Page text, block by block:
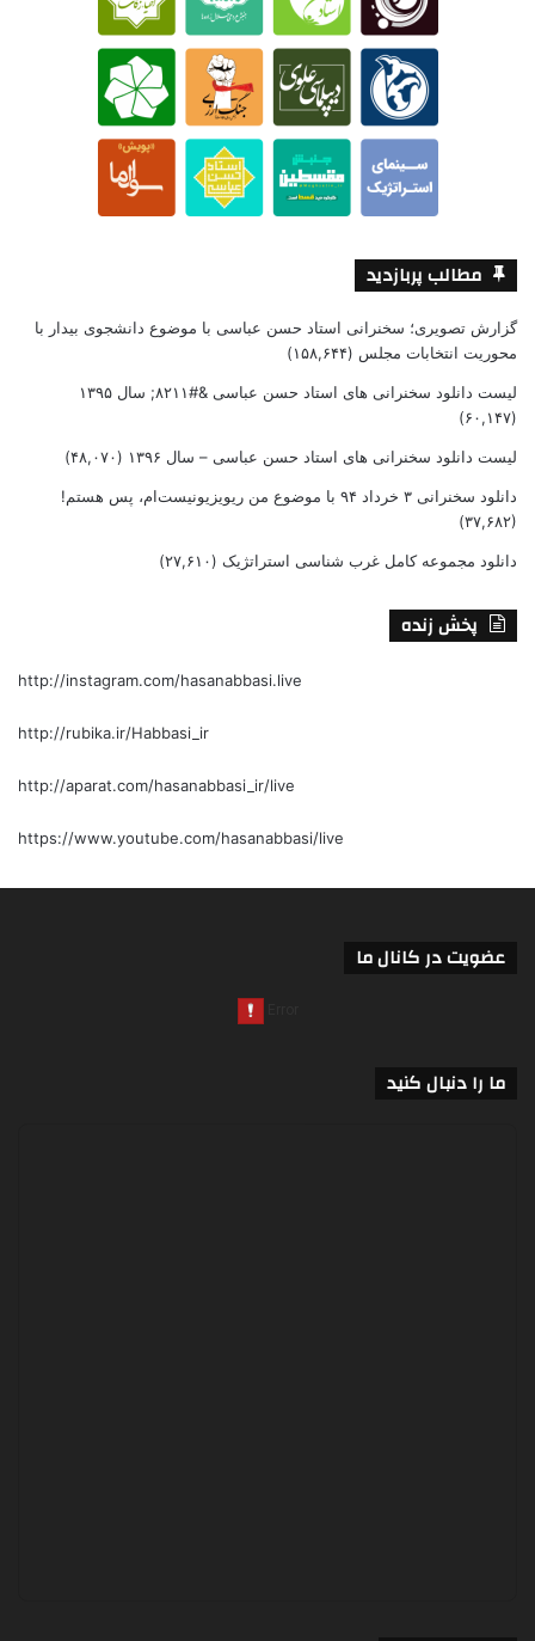
مطالب پربازدید
گزارش تصویری؛ سخنرانی استاد حسن عباسی با موضوع دانشجوی بیدار با
محوریت انتخابات مجلس (۱۵۸,۶۴۴)
لیست دانلود سخنرانی های استاد حسن عباسی &#۸۲۱۱; سال ۱۳۹۵
(۶۰,۱۴۷)
لیست دانلود سخنرانی های استاد حسن عباسی – سال ۱۳۹۶ (۴۸,۰۷۰)
دانلود سخنرانی ۳ خرداد ۹۴ با موضوع من ریویزیونیست‌ام، پس هستم!
(۳۷,۶۸۲)
دانلود مجموعه کامل غرب شناسی استراتژیک (۲۷,۶۱۰)
پخش زنده
http://instagram.com/hasanabbasi.live
http://rubika.ir/Habbasi_ir
http://aparat.com/hasanabbasi_ir/live
https://www.youtube.com/hasanabbasi/live
عضویت در کانال ما
ما را دنبال کنید